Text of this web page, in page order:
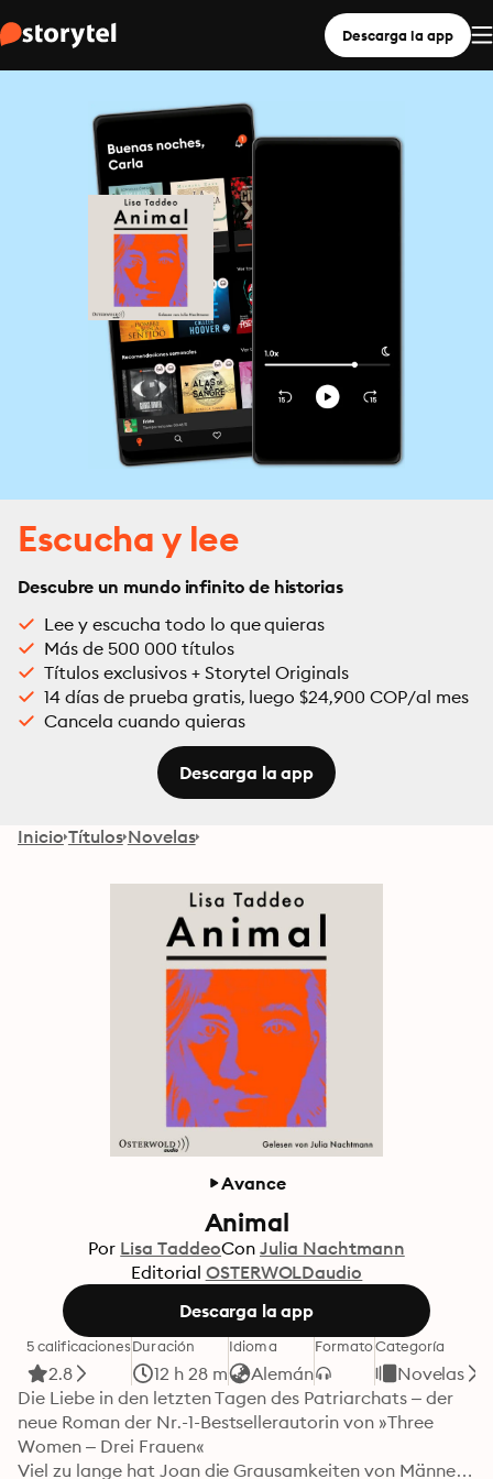
Descarga la app
Escucha y lee
Descubre un mundo infinito de historias
Lee y escucha todo lo que quieras
Más de 500 000 títulos
Títulos exclusivos + Storytel Originals
14 días de prueba gratis, luego $24,900 COP/al mes
Cancela cuando quieras
Descarga la app
Inicio Títulos Novelas
Avance
Animal
Por Lisa TaddeoCon Julia Nachtmann
Editorial OSTERWOLDaudio
Descarga la app
5 calificaciones
2.8
Duración
12 h 28 m
Idioma
Alemán
FormatoCategoría
Novelas
Die Liebe in den letzten Tagen des Patriarchats – der
neue Roman der Nr.-1-Bestsellerautorin von »Three
Women – Drei Frauen«
Viel zu lange hat Joan die Grausamkeiten von Männern